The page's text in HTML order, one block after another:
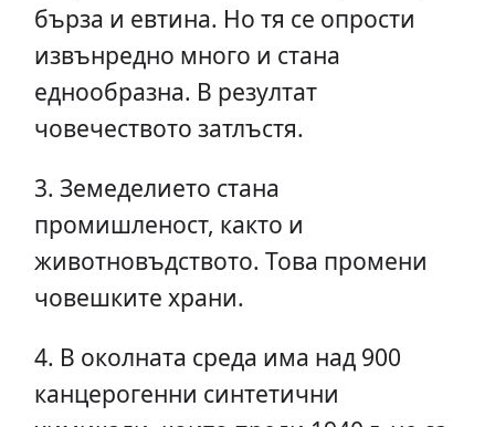
бърза и евтина. Но тя се опрости
извънредно много и стана
еднообразна. В резултат
човечеството затлъстя.
3. Земеделието стана
промишленост, както и
животновъдството. Това промени
човешките храни.
4. В околната среда има над 900
канцерогенни синтетични